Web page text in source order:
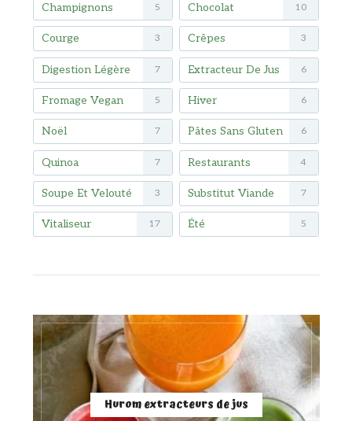
Champignons 5 Chocolat 10
Courge 3 Crêpes 3
Digestion Légère 7 Extracteur De Jus 6
Fromage Vegan 5 Hiver 6
Noël 7 Pâtes Sans Gluten 6
Quinoa 7 Restaurants 4
Soupe Et Velouté 3 Substitut Viande 7
Vitaliseur 17 Été 5
Hurom extracteurs de jus